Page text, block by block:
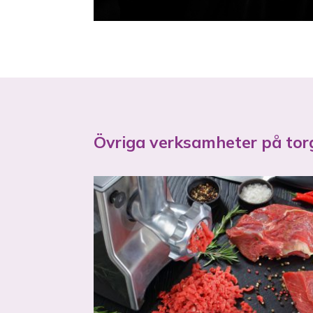
Övriga verksamheter på